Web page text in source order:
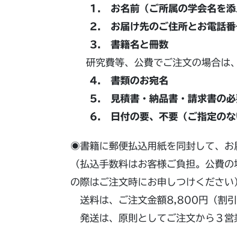
1. お名前（ご所属の学会名を添
2. お届け先のご住所とお電話番
3. 書籍名と冊数
研究費等、公費でご注文の場合は
4. 書類のお宛名
5. 見積書・納品書・請求書の必要
6. 日付の要、不要（ご指定のない
◉書籍に郵便払込用紙を同封して、お
（払込手数料はお客様ご負担。公費
の際はご注文時にお申しつけください
送料は、ご注文金額8,800円（割引
発送は、原則としてご注文から３営